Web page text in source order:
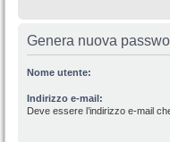
Genera nuova
Nome utente:
Indirizzo e-mail:
Deve essere l’indirizzo e-mail